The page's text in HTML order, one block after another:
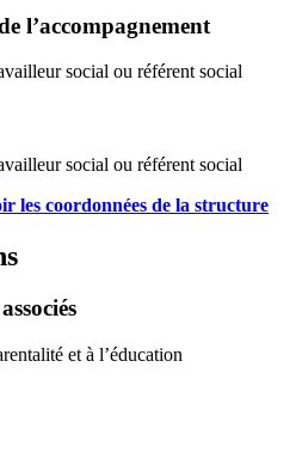
l’accompagnement
social ou référent social
social ou référent social
les coordonnées de la structure
et à l’éducation